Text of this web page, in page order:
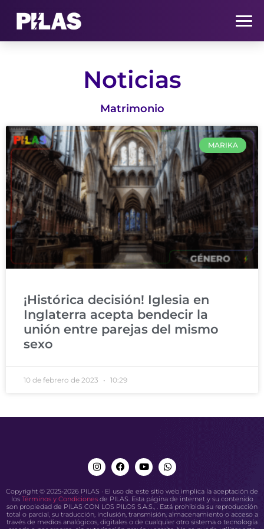
HOME
NOTICIAS
QUIÉNES SOMOS
CONTACTO
SUSCRÍBETE
Noticias
Matrimonio
MARIKA
¡Histórica decisión! Iglesia en
Inglaterra acepta bendecir la
unión entre parejas del mismo
sexo
10 de febrero de 2023 10:29
Copyright © 2025-2026 PILAS · El uso de este sitio web implica la aceptación de
los Términos y Condicionesde PILAS. Esta página de internet y su contenido
son propiedad de PILAS CON LOS PILOS S.A.S., . Está prohibida su reproducción
total o parcial, su traducción, inclusión, transmisión, almacenamiento o acceso a
través de medios analógicos, digitales o de cualquier otro sistema o tecnología